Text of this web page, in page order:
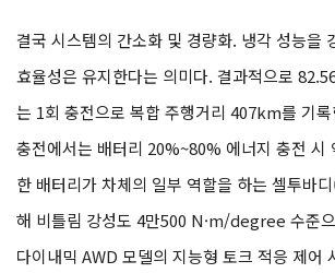
결국 시스템의 간소화 및 경량화. 냉각 성능을
효율성은 유지한다는 의미다. 결과적으로
는 1회 충전으로 복합 주행거리 407km를 기
충전에서는 배터리 20%~80% 에너지 충전 시
한 배터리가 차체의 일부 역할을 하는 셀투바
해 비틀림 강성도 4만500 N·m/degree 수준
다이내믹 AWD 모델의 지능형 토크 적응 제어